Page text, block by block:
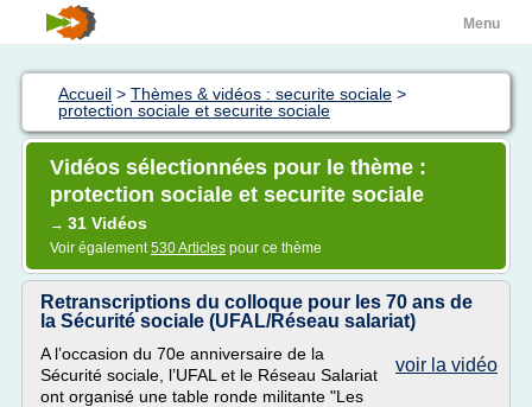
Menu
Accueil > Thèmes & vidéos : securite sociale >
protection sociale et securite sociale
Vidéos sélectionnées pour le thème :
protection sociale et securite sociale
→ 31 Vidéos
Voir également530 Articles pour ce thème
Retranscriptions du colloque pour les 70 ans de
la Sécurité sociale (UFAL/Réseau salariat)
voir la vidéo
A l’occasion du 70e anniversaire de la
Sécurité sociale, l’UFAL et le Réseau Salariat
ont organisé une table ronde militante "Les